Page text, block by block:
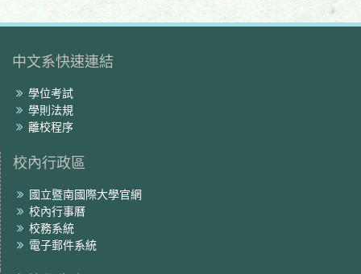
中文系快速連結
學位考試
學則法規
離校程序
校內行政區
國立暨南國際大學官網
校內行事曆
校務系統
電子郵件系統